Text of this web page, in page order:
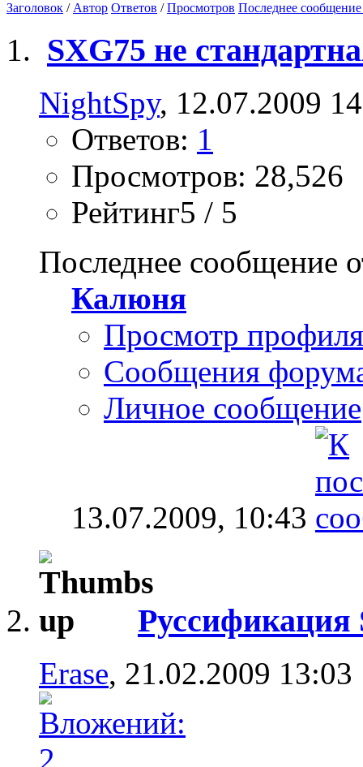
Заголовок / Автор Ответов /Просмотров Последнее сообщение
SXG75 не
NightSpy, 12.07.2009
Ответов: 1
Просмотров: 28,526
Рейтинг5 / 5
Последнее сообщение
Калюня
Просмотр профиля
Сообщения
Личное сообщение
13.07.2009, 10:43
Руссификация
Erase, 21.02.2009 13:03